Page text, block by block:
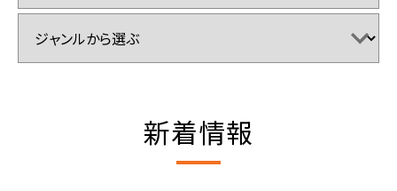
新着情報